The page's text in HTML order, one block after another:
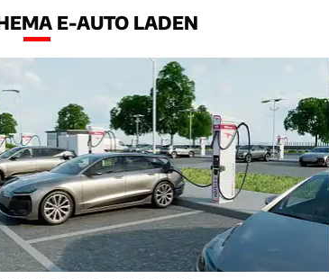
E-AUTO LADEN